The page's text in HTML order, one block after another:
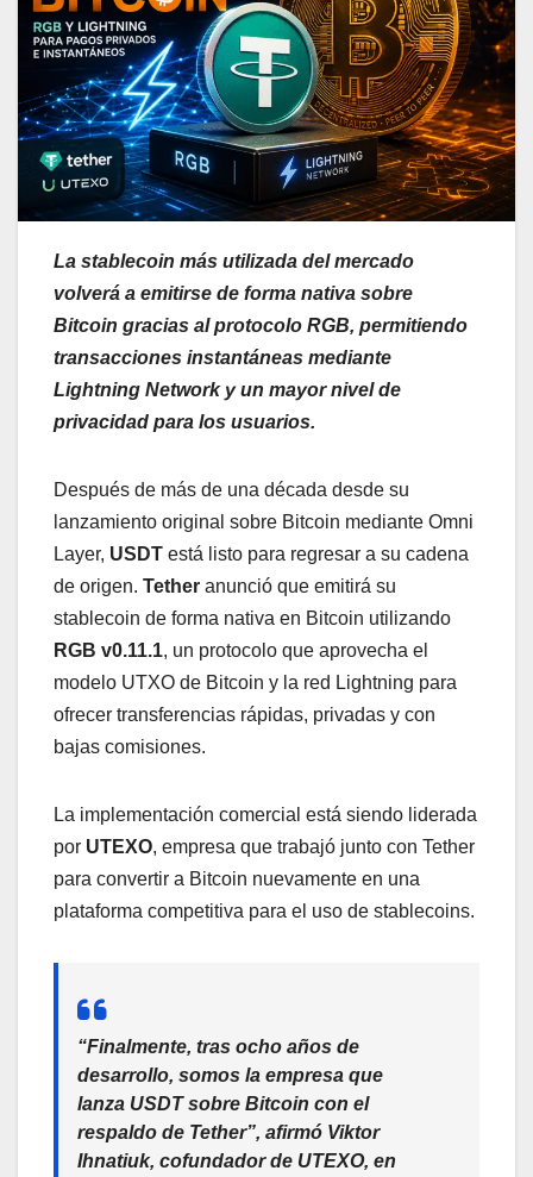
La stablecoin más utilizada del mercado
volverá a emitirse de forma nativa sobre
Bitcoin gracias al protocolo RGB, permitiendo
transacciones instantáneas mediante
Lightning Network y un mayor nivel de
privacidad para los usuarios.
Después de más de una década desde su
lanzamiento original sobre Bitcoin mediante Omni
Layer, USDT está listo para regresar a su cadena
de origen. Tether anunció que emitirá su
stablecoin de forma nativa en Bitcoin utilizando
RGB v0.11.1, un protocolo que aprovecha el
modelo UTXO de Bitcoin y la red Lightning para
ofrecer transferencias rápidas, privadas y con
bajas comisiones.
La implementación comercial está siendo liderada
por UTEXO, empresa que trabajó junto con Tether
para convertir a Bitcoin nuevamente en una
plataforma competitiva para el uso de stablecoins.
“Finalmente, tras ocho años de
desarrollo, somos la empresa que
lanza USDT sobre Bitcoin con el
respaldo de Tether”, afirmó Viktor
Ihnatiuk, cofundador de UTEXO, en